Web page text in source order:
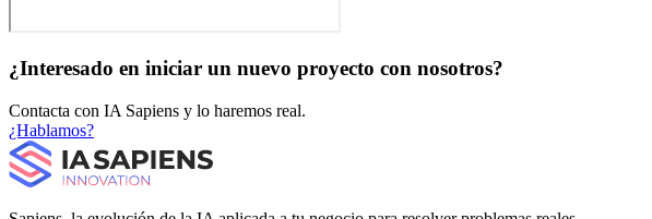
¿Interesado en iniciar un nuevo proyecto con nosotros?
Contacta con IA Sapiens y lo haremos real.
¿Hablamos?